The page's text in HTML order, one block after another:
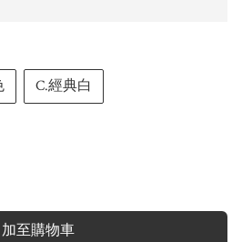
C.經典白
加至購物車